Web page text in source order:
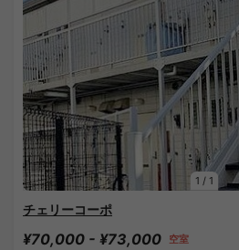
1 / 1
チェリーコーポ
¥70,000 - ¥73,000 空室